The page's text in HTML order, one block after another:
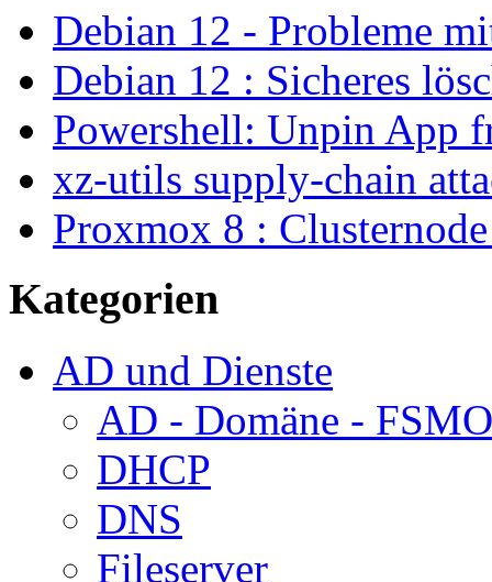
Debian 12 - Probleme
Debian 12 : Sicheres
Powershell: Unpin App
xz-utils supply-chain
Proxmox 8 :
Kategorien
AD und Dienste
AD - Domäne - FSMO
DHCP
DNS
Fileserver